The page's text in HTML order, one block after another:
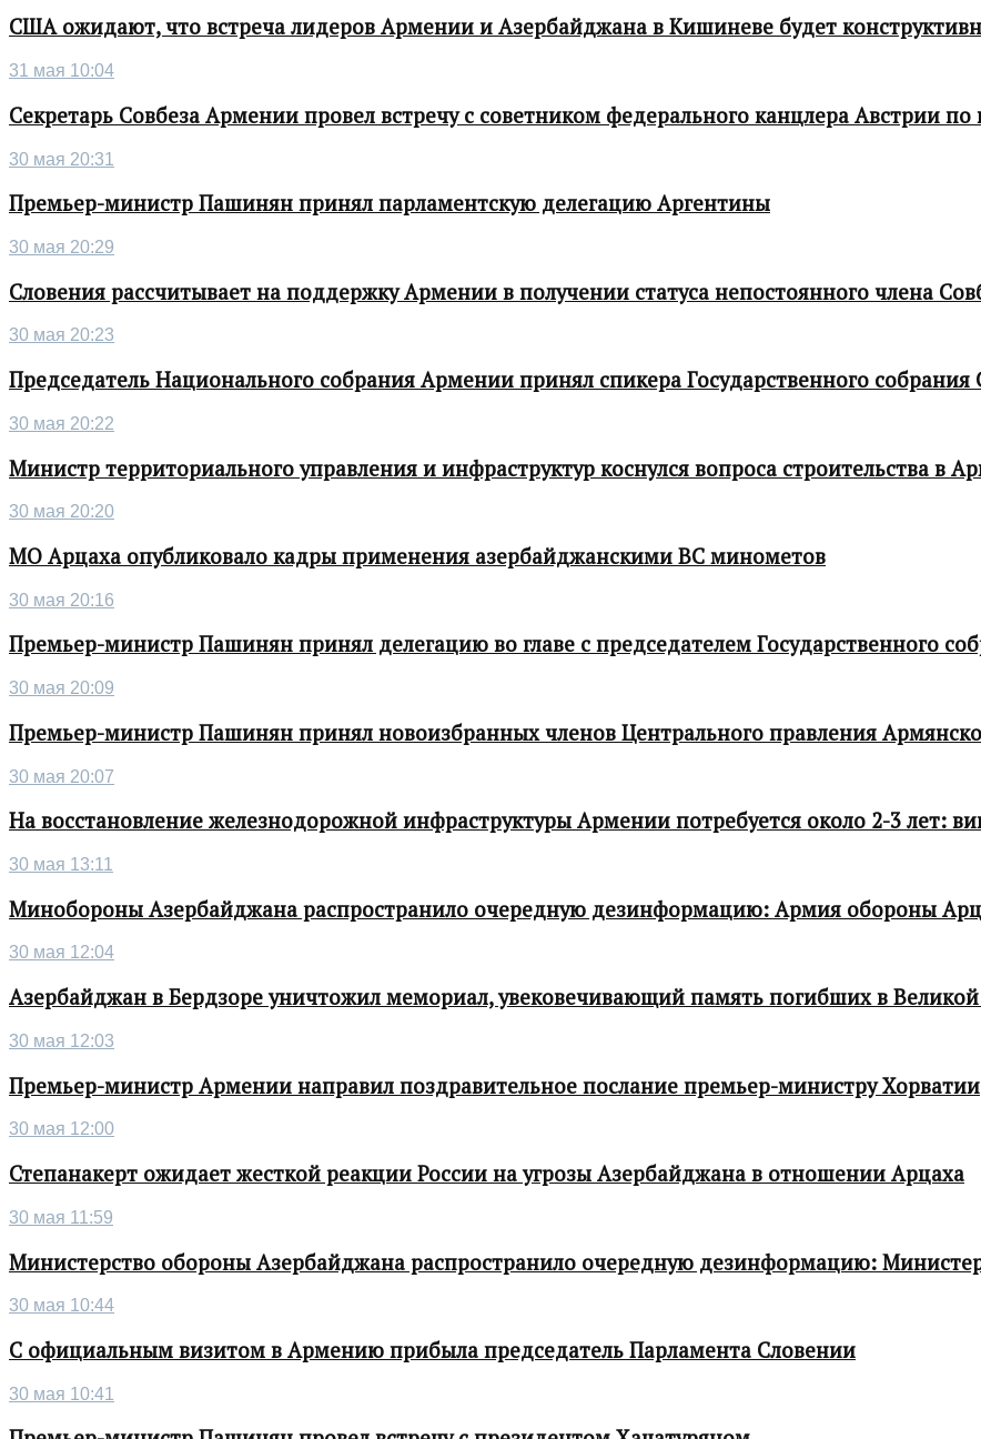
США ожидают, что встреча лидеров Армении и Азербайджана в Кишиневе будет
31 мая 10:04
Секретарь Совбеза Армении провел встречу с советником федерального канцлера Австрии
30 мая 20:31
Премьер-министр Пашинян принял парламентскую делегацию Аргентины
30 мая 20:29
Словения рассчитывает на поддержку Армении в получении статуса непостоянного члена
30 мая 20:23
Председатель Национального собрания Армении принял спикера Государственного собрания
30 мая 20:22
Министр территориального управления и инфраструктур коснулся вопроса строительства в
30 мая 20:20
МО Арцаха опубликовало кадры применения азербайджанскими ВС минометов
30 мая 20:16
Премьер-министр Пашинян принял делегацию во главе с председателем Государственного
30 мая 20:09
Премьер-министр Пашинян принял новоизбранных членов Центрального правления
30 мая 20:07
На восстановление железнодорожной инфраструктуры Армении потребуется около 2-3 лет:
30 мая 13:11
Минобороны Азербайджана распространило очередную дезинформацию: Армия обороны
30 мая 12:04
Азербайджан в Бердзоре уничтожил мемориал, увековечивающий память погибших в
30 мая 12:03
Премьер-министр Армении направил поздравительное послание премьер-министру Хорватии
30 мая 12:00
Степанакерт ожидает жесткой реакции России на угрозы Азербайджана в отношении Арцаха
30 мая 11:59
Министерство обороны Азербайджана распространило очередную дезинформацию:
30 мая 10:44
С официальным визитом в Армению прибыла председатель Парламента Словении
30 мая 10:41